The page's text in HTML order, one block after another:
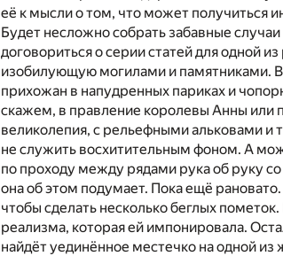
её к мысли о том, что может получиться
Будет несложно собрать забавные
договориться о серии статей для одной
изобилующую могилами и памятниками. В
прихожан в напудренных париках и
скажем, в правление королевы Анны или
великолепия, с рельефными альковами
не служить восхитительным фоном. А
по проходу между рядами рука об руку
она об этом подумает. Пока ещё
чтобы сделать несколько беглых
реализма, которая ей импонировала.
найдёт уединённое местечко на одной